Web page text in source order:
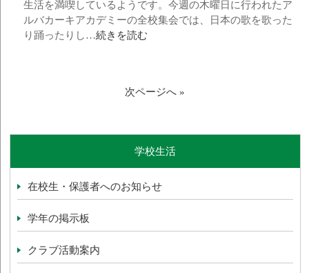
生活を満喫しているようです。今週の木曜日に行われたア
ルバカーキアカデミーの全校集会では、日本の歌を歌った
り踊ったりし…続きを読む
次ページへ »
学校生活
在校生・保護者へのお知らせ
学年の掲示板
クラブ活動案内